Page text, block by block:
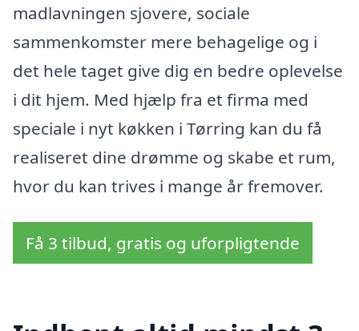
madlavningen sjovere, sociale
sammenkomster mere behagelige og i
det hele taget give dig en bedre oplevelse
i dit hjem. Med hjælp fra et firma med
speciale i nyt køkken i Tørring kan du få
realiseret dine drømme og skabe et rum,
hvor du kan trives i mange år fremover.
Få 3 tilbud, gratis og uforpligtende